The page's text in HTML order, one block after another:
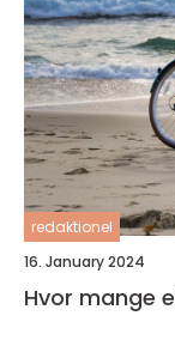
redaktionel
16. January 2024
Hvor mange